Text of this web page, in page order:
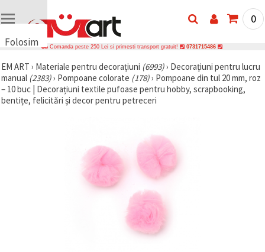
Folosim
uri
🍪 Folosim
cookie-uri
și
0
Comanda peste 250 Lei si primesti transport gratuit! 0731715486
EM ART › Materiale pentru decorațiuni (6993)› Decorațiuni pentru lucru
manual (2383)› Pompoane colorate (178)› Pompoane din tul 20 mm, roz
– 10 buc | Decorațiuni textile pufoase pentru hobby, scrapbooking,
bentițe, felicitări și decor pentru petreceri